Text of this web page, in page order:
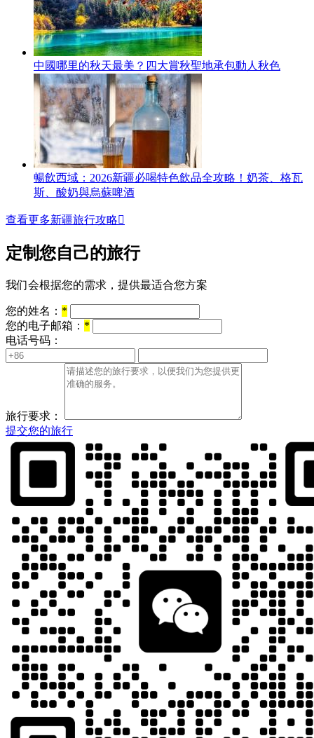
中國哪里的秋天最美？四大賞秋聖地承包動人秋色
暢飲西域：2026新疆必喝特色飲品全攻略！奶茶、格瓦
斯、酸奶與烏蘇啤酒
查看更多新疆旅行攻略
定制您自己的旅行
我们会根据您的需求，提供最适合您方案
您的姓名： *
您的电子邮箱： *
电话号码：
旅行要求：
提交您的旅行